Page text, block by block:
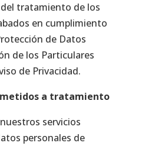
del tratamiento de los
en cumplimiento
de Datos
de los Particulares
de Privacidad.
a tratamiento
servicios
personales de